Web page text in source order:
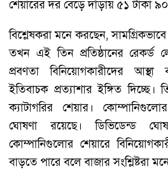
শেয়ারের দর বেড়ে দাঁড়ায় ৫১ টাকা
বিশ্লেষকরা মনে করছেন,
তখন এই তিন প্রতিষ্ঠানের রেকর্ড
প্রবণতা বিনিয়োগকারীদের আস্থা
ইতিবাচক প্রত্যাশার ইঙ্গিত দিচ্ছে।
ক্যাটাগরির শেয়ার।
ঘোষণা রয়েছে। ডিভিডেন্ড
কোম্পানিগুলোর শেয়ারে
বাড়তে পারে বলে বাজার সংশ্লিষ্টরা